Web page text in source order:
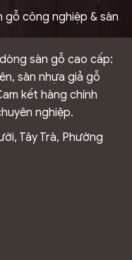
chất lượng sản phẩm
định, dễ thi công và
được ứng dụng
nhà ở, căn hộ, văn
mại.
phân phối nhiều
đa dạng nhu cầu từ
gỗ công nghiệp & sàn
sàn gỗ cao cấp:
sàn nhựa giả gỗ
kết hàng chính
nghiệp.
Tây Trà, Phường